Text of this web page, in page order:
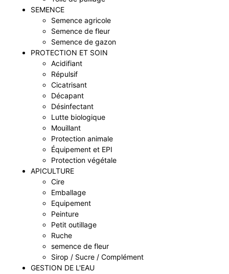
SEMENCE
Semence agricole
Semence de fleur
Semence de gazon
PROTECTION ET SOIN
Acidifiant
Répulsif
Cicatrisant
Décapant
Désinfectant
Lutte biologique
Mouillant
Protection animale
Équipement et EPI
Protection végétale
APICULTURE
Cire
Emballage
Equipement
Peinture
Petit outillage
Ruche
semence de fleur
Sirop / Sucre / Complément
GESTION DE L'EAU